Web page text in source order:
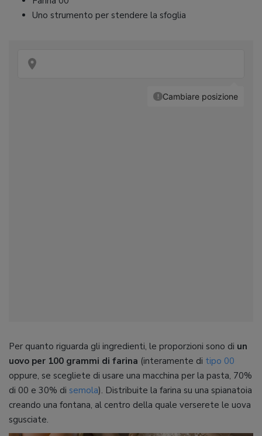
Uno strumento per stendere la sfoglia
Per quanto riguarda gli ingredienti, le proporzioni sono di un
uovo per 100 grammi di farina (interamente di tipo 00
oppure, se scegliete di usare una macchina per la pasta, 70%
di 00 e 30% di semola). Distribuite la farina su una spianatoia
creando una fontana, al centro della quale verserete le uova
sgusciate.